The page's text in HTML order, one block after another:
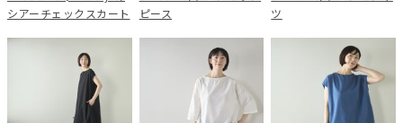
シアーチェックスカート
ピース
ツ